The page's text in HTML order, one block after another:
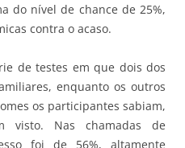
do nível de chance de 25%,
contra o acaso.
de testes em que dois dos
enquanto os outros
os participantes sabiam,
visto. Nas chamadas de
foi de 56%, altamente